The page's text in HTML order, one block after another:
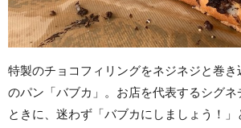
特製のチョコフィリングをネジネジと巻き
のパン「バブカ」。お店を代表するシグネ
ときに、迷わず「バブカにしましょう！」